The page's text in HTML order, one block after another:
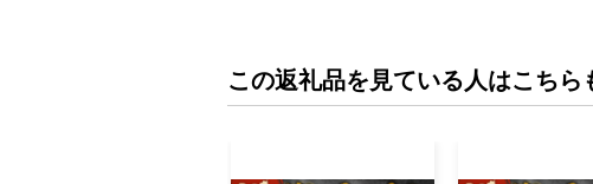
この返礼品を見ている人はこちら